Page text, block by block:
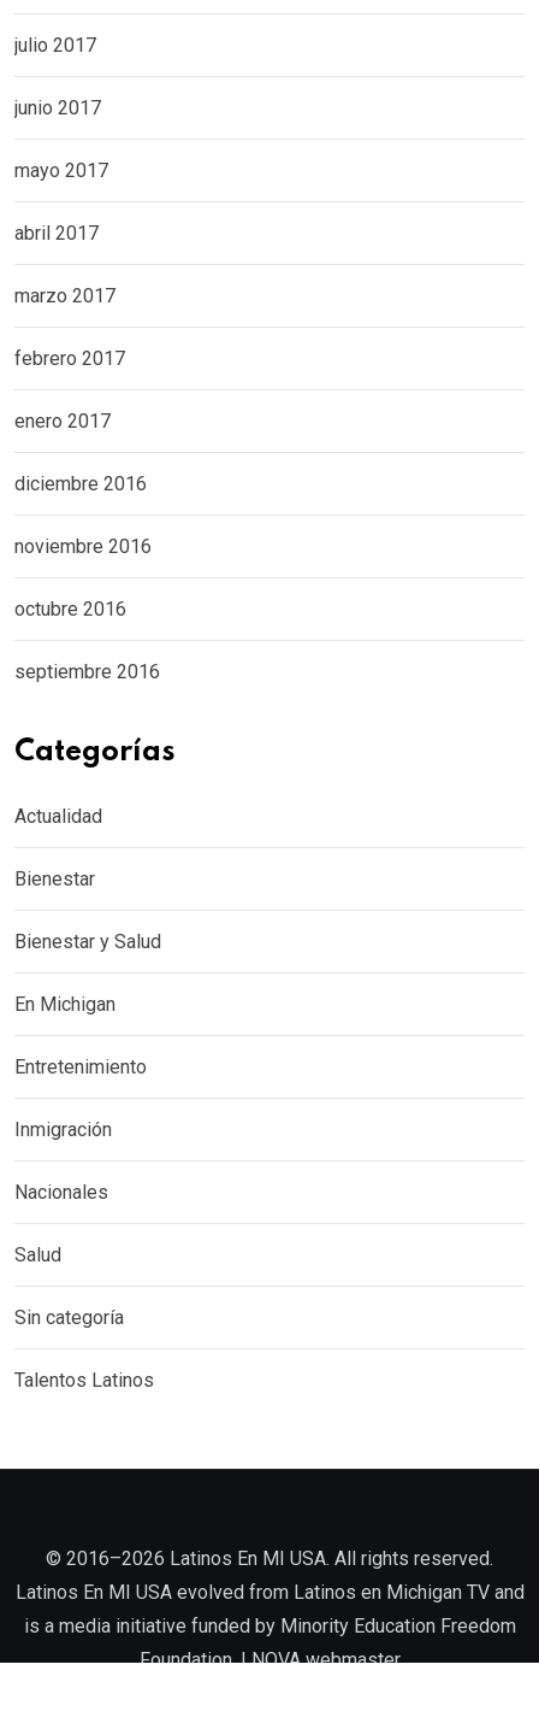
julio 2017
junio 2017
mayo 2017
abril 2017
marzo 2017
febrero 2017
enero 2017
diciembre 2016
noviembre 2016
octubre 2016
septiembre 2016
Categorías
Actualidad
Bienestar
Bienestar y Salud
En Michigan
Entretenimiento
Inmigración
Nacionales
Salud
Sin categoría
Talentos Latinos
©️ 2016–2026 Latinos En MI USA. All rights reserved.
Latinos En MI USA evolved from Latinos en Michigan TV and
is a media initiative funded by Minority Education Freedom
Foundation. |NOVAwebmaster